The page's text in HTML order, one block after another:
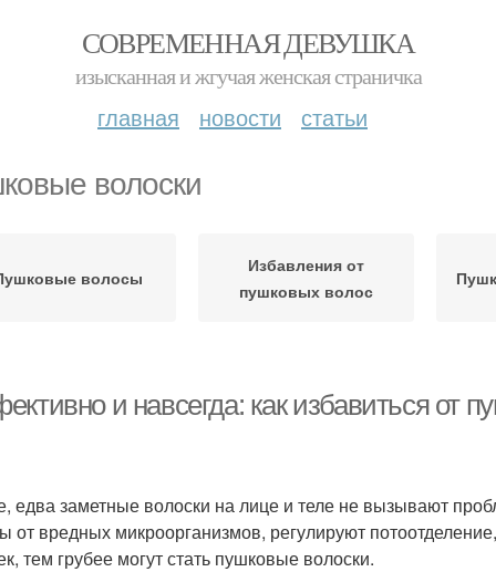
СОВРЕМЕННАЯ ДЕВУШКА
изысканная и жгучая женская страничка
главная новости статьи
волоски
волосы
Избавления от
пушковых волос
и навсегда: как избавиться от
едва заметные волоски на лице и теле не вызывают
от вредных микроорганизмов, регулируют
тем грубее могут стать пушковые волоски.